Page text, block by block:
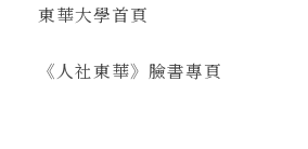
東華大學首頁
《人社東華》臉書專頁